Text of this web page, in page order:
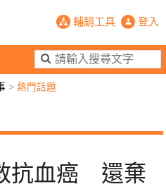
黃日華妻保險救抗血癌 還棄影變
輔銷工具 登入
好險懂生活
輔銷工具 活動專區
>熱門話題
抗血癌 還棄